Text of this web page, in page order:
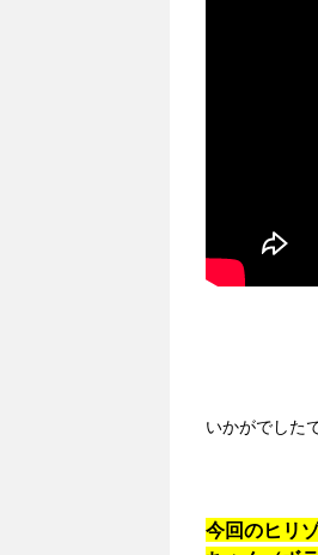
いかがでした
今回のヒリ